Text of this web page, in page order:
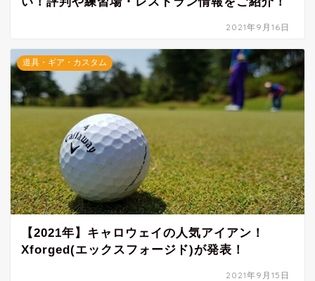
2021年9月16日
道具・ギア・カスタム
【2021年】キャロウェイの人気アイアン！
Xforged(エックスフォージド)が発表！
2021年9月15日